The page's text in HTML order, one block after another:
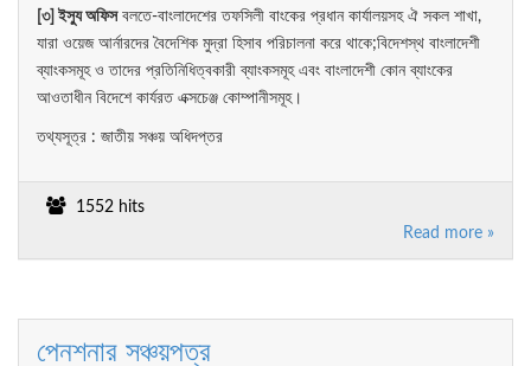
[৩] ইস্যু অফিসবলতে-বাংলাদেশের তফসিলী বাংকের প্রধান কার্যালয়সহ ঐ সকল শাখা,
যারা ওয়েজ আর্নারদের বৈদেশিক মুদ্রা হিসাব পরিচালনা করে থাকে;বিদেশস্থ বাংলাদেশী
ব্যাংকসমূহ ও তাদের প্রতিনিধিত্বকারী ব্যাংকসমূহ এবং বাংলাদেশী কোন ব্যাংকের
আওতাধীন বিদেশে কার্যরত এক্সচেঞ্জ কোম্পানীসমূহ।
তথ্যসূত্র : জাতীয় সঞ্চয় অধিদপ্তর
1552 hits
Read more »
পেনশনার সঞ্চয়পত্র